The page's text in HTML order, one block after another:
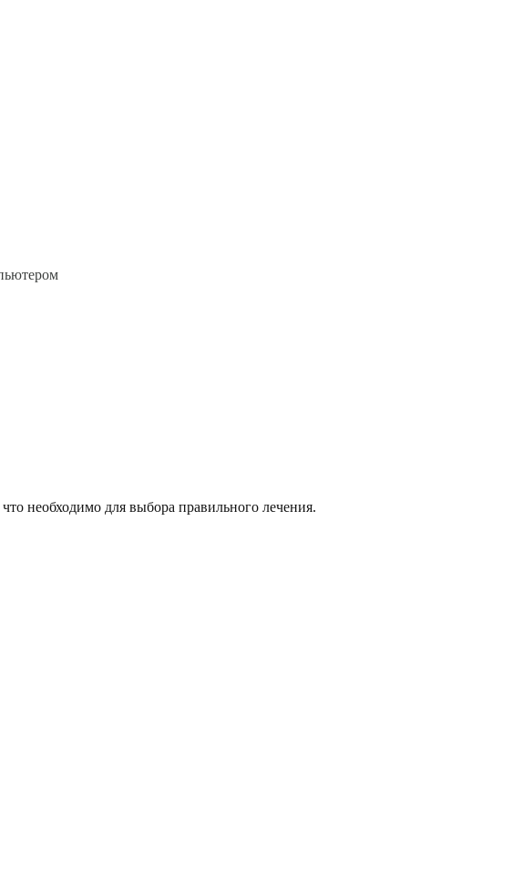
необходимо для выбора правильного лечения.